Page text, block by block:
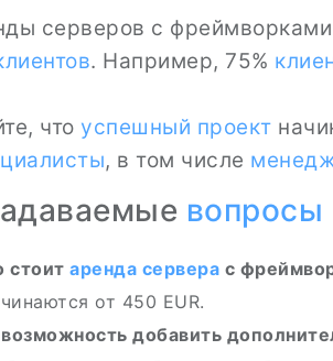
серверов с
. Например, 75%
что успешный проект
, в том числе
вопросы
стоит аренда сервера с
от 450 EUR.
возможность добавить